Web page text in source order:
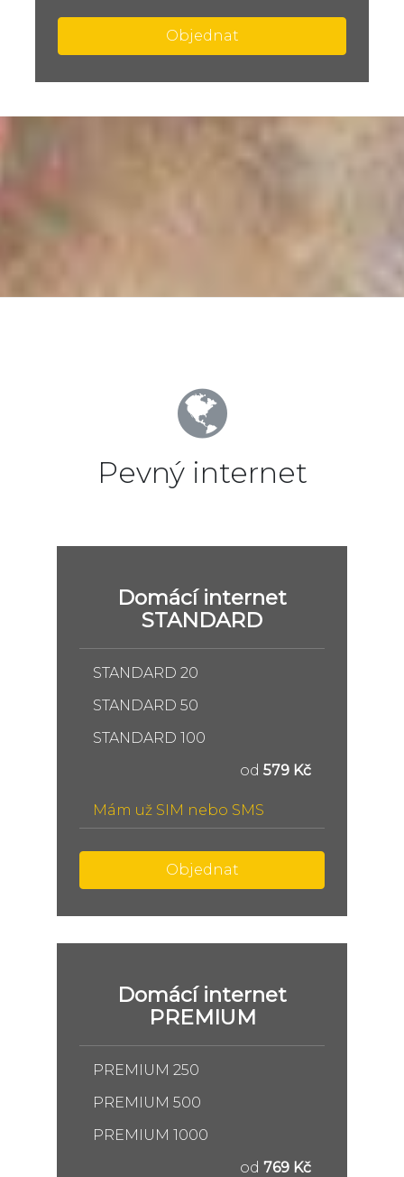
Objednat
Pevný internet
Domácí internet
STANDARD
STANDARD 20
STANDARD 50
STANDARD 100
od 579 Kč
Mám už SIM nebo SMS
Objednat
Domácí internet
PREMIUM
PREMIUM 250
PREMIUM 500
PREMIUM 1000
od 769 Kč